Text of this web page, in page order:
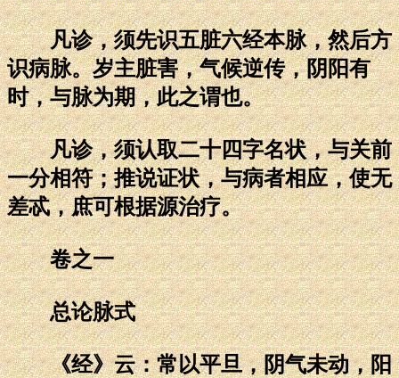
凡诊，须先识五脏六经本脉，然后方
识病脉。岁主脏害，气候逆传，阴阳有
时，与脉为期，此之谓也。
凡诊，须认取二十四字名状，与关前
一分相符；推说证状，与病者相应，使无
差忒，庶可根据源治疗。
卷之一
总论脉式
《经》云：常以平旦，阴气未动，阳